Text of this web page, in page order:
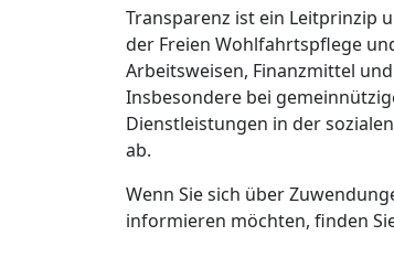
Transparenz ist ein Leitprinzip
der Freien Wohlfahrtspflege
Arbeitsweisen, Finanzmittel
Insbesondere bei
Dienstleistungen in der
ab.
Wenn Sie sich über
informieren möchten, finden